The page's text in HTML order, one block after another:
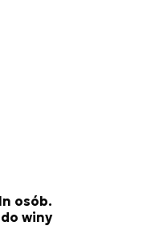
osób.
winy